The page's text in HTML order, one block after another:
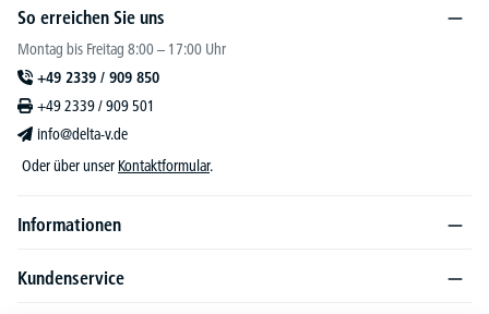
So erreichen Sie uns
Montag bis Freitag 8:00 – 17:00 Uhr
+49 2339 / 909 850
+49 2339 / 909 501
info@delta-v.de
Oder über unser Kontaktformular.
Informationen
Kundenservice